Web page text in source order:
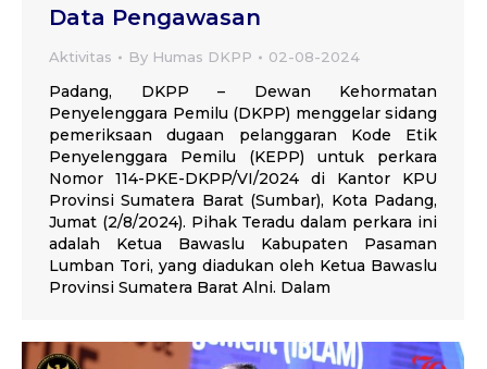
Data Pengawasan
Aktivitas By Humas DKPP 02-08-2024
Padang, DKPP – Dewan Kehormatan
Penyelenggara Pemilu (DKPP) menggelar sidang
pemeriksaan dugaan pelanggaran Kode Etik
Penyelenggara Pemilu (KEPP) untuk perkara
Nomor 114-PKE-DKPP/VI/2024 di Kantor KPU
Provinsi Sumatera Barat (Sumbar), Kota Padang,
Jumat (2/8/2024). Pihak Teradu dalam perkara ini
adalah Ketua Bawaslu Kabupaten Pasaman
Lumban Tori, yang diadukan oleh Ketua Bawaslu
Provinsi Sumatera Barat Alni. Dalam